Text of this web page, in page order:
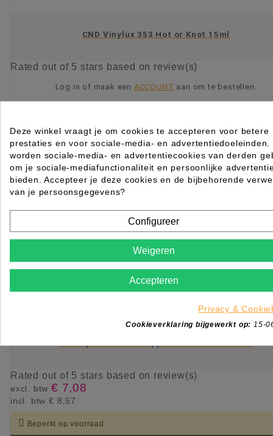
CND Vinylux 353 Hot or Knot 15ml
Rated out of 5 stars based on review(s)
Log in of maak een ACCOUNT aan om te bestellen.
Rated out of 5 stars based on review(s)
excl. btw € 7,08
incl. btw € 8,57
 Beperkt op voorraad
Deze winkel vraagt je om cookies te accepteren voor betere
prestaties en voor sociale-media- en advertentiedoeleinden.
worden sociale-media- en advertentiecookies van derden
om je sociale-mediafunctionaliteit en persoonlijke
bieden. Accepteer je deze cookies en de bijbehorende
van je persoonsgegevens?
Configureer
Weigeren
Accepteren
Privacy &
Cookieverklaring bijgewerkt op: 15-